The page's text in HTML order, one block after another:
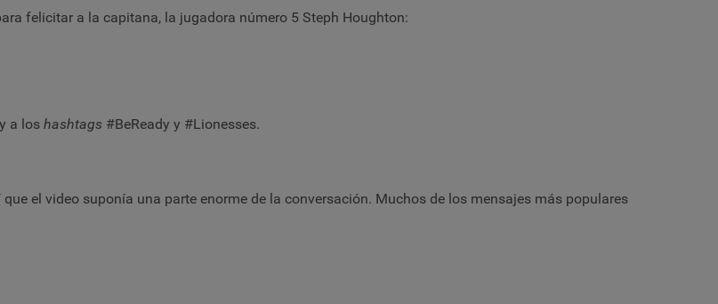
felicitar a la capitana, la jugadora número 5 Steph Houghton:
a los hashtags #BeReady y #Lionesses.
el video suponía una parte enorme de la conversación. Muchos de los mensajes más populares